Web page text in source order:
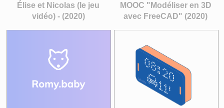
Élise et Nicolas (le jeu
vidéo) - (2020)
MOOC "Modéliser en 3D
avec FreeCAD" (2020)